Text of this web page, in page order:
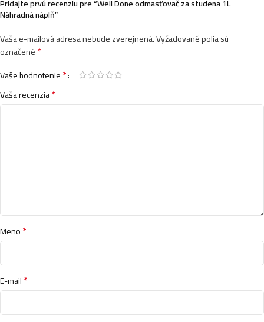
Pridajte prvú recenziu pre “Well Done odmasťovač za studena 1L
Náhradná náplň”
Vaša e-mailová adresa nebude zverejnená.Vyžadované polia sú
označené*
Vaše hodnotenie*
Vaša recenzia*
Meno*
E-mail*